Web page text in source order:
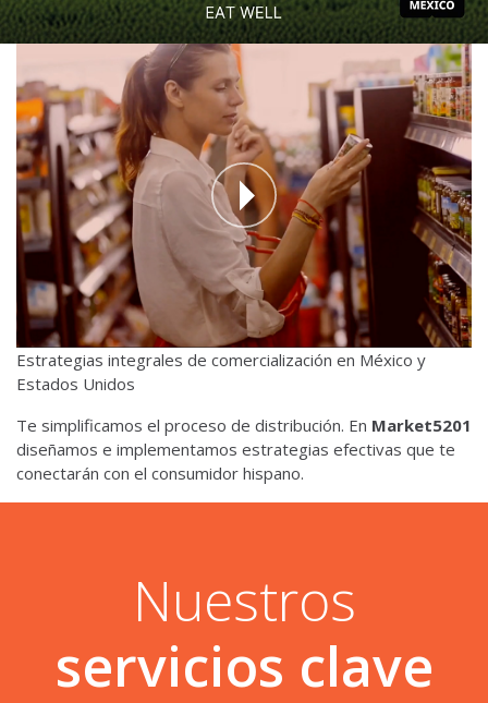
Estrategias integrales de comercialización en México y
Estados Unidos
Te simplificamos el proceso de distribución. En Market5201
diseñamos e implementamos estrategias efectivas que te
conectarán con el consumidor hispano.
Nuestros
servicios clave